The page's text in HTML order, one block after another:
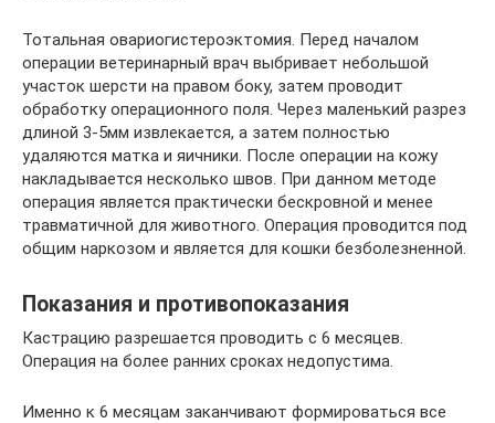
Тотальная овариогистероэктомия. Перед началом
операции ветеринарный врач выбривает небольшой
участок шерсти на правом боку, затем проводит
обработку операционного поля. Через маленький разрез
длиной 3-5мм извлекается, а затем полностью
удаляются матка и яичники. После операции на кожу
накладывается несколько швов. При данном методе
операция является практически бескровной и менее
травматичной для животного. Операция проводится под
общим наркозом и является для кошки безболезненной.
Показания и противопоказания
Кастрацию разрешается проводить с 6 месяцев.
Операция на более ранних сроках недопустима.
Именно к 6 месяцам заканчивают формироваться все